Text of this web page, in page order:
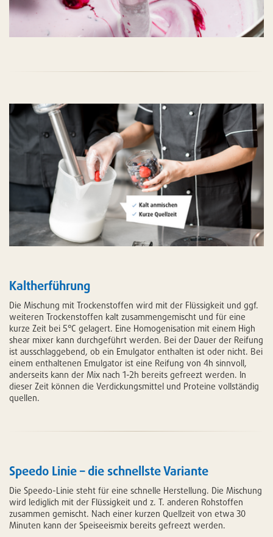
Kaltherführung
Die Mischung mit Trockenstoffen wird mit der Flüssigkeit und ggf.
weiteren Trockenstoffen kalt zusammengemischt und für eine
kurze Zeit bei 5°C gelagert. Eine Homogenisation mit einem High
shear mixer kann durchgeführt werden. Bei der Dauer der Reifung
ist ausschlaggebend, ob ein Emulgator enthalten ist oder nicht. Bei
einem enthaltenen Emulgator ist eine Reifung von 4h sinnvoll,
anderseits kann der Mix nach 1-2h bereits gefreezt werden. In
dieser Zeit können die Verdickungsmittel und Proteine vollständig
quellen.
Speedo Linie – die schnellste Variante
Die Speedo-Linie steht für eine schnelle Herstellung. Die Mischung
wird lediglich mit der Flüssigkeit und z. T. anderen Rohstoffen
zusammen gemischt. Nach einer kurzen Quellzeit von etwa 30
Minuten kann der Speiseeismix bereits gefreezt werden.